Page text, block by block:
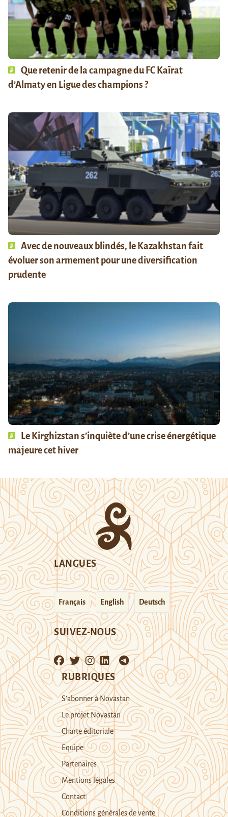
Que retenir de la campagne du FC Kaïrat
d’Almaty en Ligue des champions ?
Avec de nouveaux blindés, le Kazakhstan fait
évoluer son armement pour une diversification
prudente
Le Kirghizstan s’inquiète d’une crise énergétique
majeure cet hiver
LANGUES
Français English Deutsch
SUIVEZ-NOUS
RUBRIQUES
S’abonner à Novastan
Le projet Novastan
Charte éditoriale
Equipe
Partenaires
Mentions légales
Contact
Conditions générales de vente